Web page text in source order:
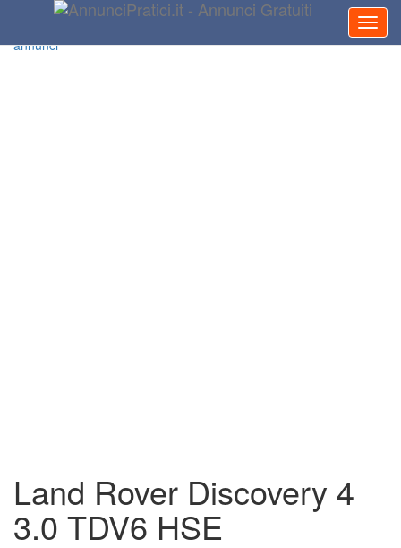
Inserisci
annunci
Land Rover Discovery 4
3.0 TDV6 HSE